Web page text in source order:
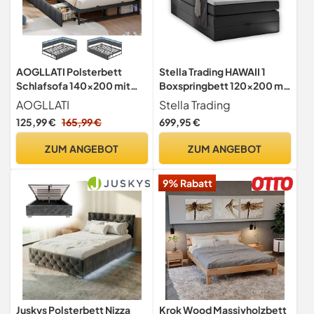
AOGLLATI Polsterbett
Schlafsofa 140x200 mit
USB-Steckdosen und LED-
Beleuchtung Jugendbett
140x200 mit 2
Gästebett Bettgestell mit
Matratze(Grau,140x200cm
AOGLLATI
125,99 € 165,99 €
ZUM ANGEBOT
Stella Trading HAWAII 1
Boxspringbett 120x200 mit
Bettkasten, Anthrazit -
Bequemes Bett mit Bonell
Matratze H2-H3 &
121 x 107 x 209 cm (B/H/T)
Stella Trading
699,95 €
ZUM ANGEBOT
Juskys Polsterbett Nizza
9% Rabatt
Krok Wood Massivholzbett